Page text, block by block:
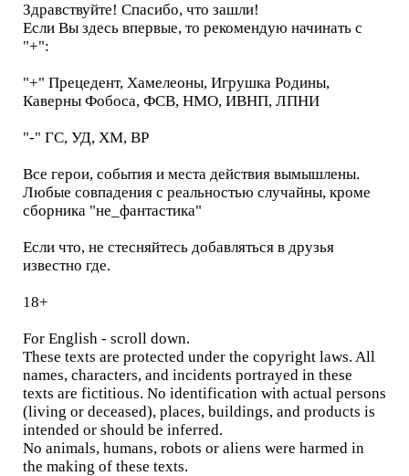
Здравствуйте! Спасибо, что зашли!
Если Вы здесь впервые, то рекомендую начинать с
"+":
"+" Прецедент, Хамелеоны, Игрушка Родины,
Каверны Фобоса, ФСВ, НМО, ИВНП, ЛПНИ
"-" ГС, УД, ХМ, ВР
Все герои, события и места действия вымышлены.
Любые совпадения с реальностью случайны, кроме
сборника "не_фантастика"
Если что, не стесняйтесь добавляться в друзья
известно где.
18+
For English - scroll down.
These texts are protected under the copyright laws. All
names, characters, and incidents portrayed in these
texts are fictitious. No identification with actual persons
(living or deceased), places, buildings, and products is
intended or should be inferred.
No animals, humans, robots or aliens were harmed in
the making of these texts.